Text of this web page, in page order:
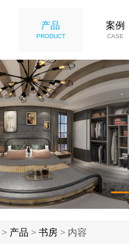
产品
PRODUCT
案例
CASE
1
> 产品 > 书房 > 内容